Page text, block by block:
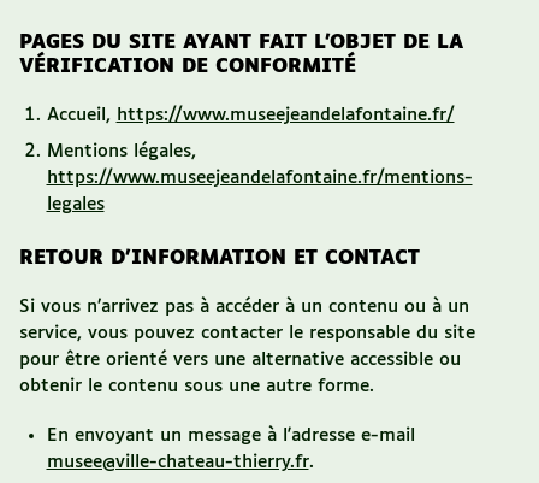
PAGES DU SITE AYANT FAIT L’OBJET DE LA
VÉRIFICATION DE CONFORMITÉ
Accueil, https://www.museejeandelafontaine.fr/
Mentions légales,
https://www.museejeandelafontaine.fr/mentions-
legales
RETOUR D’INFORMATION ET CONTACT
Si vous n’arrivez pas à accéder à un contenu ou à un
service, vous pouvez contacter le responsable du site
pour être orienté vers une alternative accessible ou
obtenir le contenu sous une autre forme.
En envoyant un message à l'adresse e-mail
musee@ville-chateau-thierry.fr.